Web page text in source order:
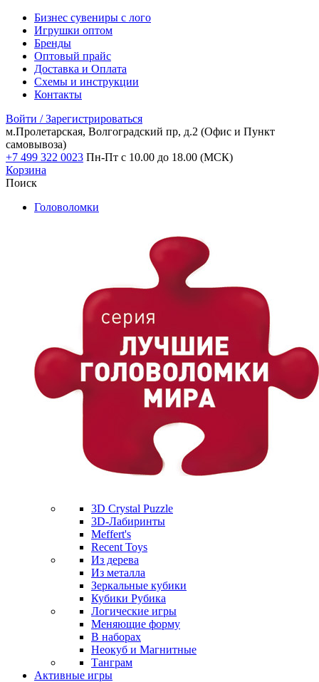
Бизнес сувениры с лого
Игрушки оптом
Бренды
Оптовый прайс
Доставка и Оплата
Схемы и инструкции
Контакты
Войти / Зарегистрироваться
м.Пролетарская, Волгоградский пр, д.2 (Офис и Пункт
самовывоза)
+7 499 322 0023 Пн-Пт с 10.00 до 18.00 (МСК)
Корзина
Поиск
Головоломки
3D Crystal Puzzle
3D-Лабиринты
Meffert's
Recent Toys
Из дерева
Из металла
Зеркальные кубики
Кубики Рубика
Логические игры
Меняющие форму
В наборах
Неокуб и Магнитные
Танграм
Активные игры